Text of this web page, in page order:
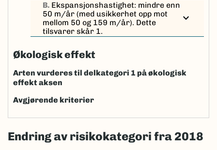
B. Ekspansjonshastighet: mindre enn
50 m/år (med usikkerhet opp mot
mellom 50 og 159 m/år). Dette
tilsvarer skår 1.
expand_more
Økologisk effekt
Arten vurderes til delkategori 1 på økologisk
effekt aksen
Avgjørende kriterier
Endring av risikokategori fra 2018